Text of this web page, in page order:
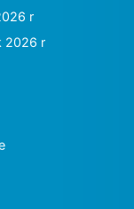
r
2026 r